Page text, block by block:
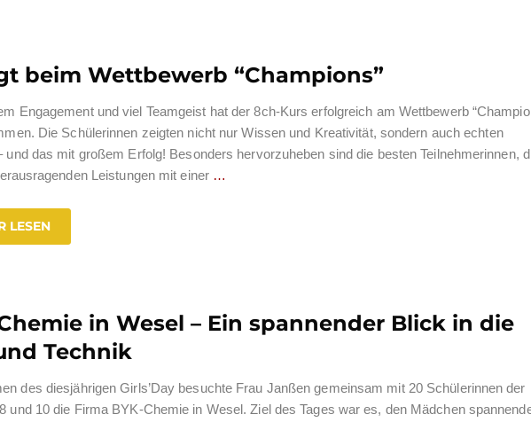
beim Wettbewerb “Champions”
Engagement und viel Teamgeist hat der 8ch-Kurs erfolgreich am Wettbewerb
Die Schülerinnen zeigten nicht nur Wissen und Kreativität, sondern auch echten
und das mit großem Erfolg! Besonders hervorzuheben sind die besten Teilnehmerinnen,
Leistungen mit einer …
LESEN
in Wesel – Ein spannender Blick in die
Technik
des diesjährigen Girls’Day besuchte Frau Janßen gemeinsam mit 20 Schülerinnen der
und 10 die Firma BYK-Chemie in Wesel. Ziel des Tages war es, den Mädchen